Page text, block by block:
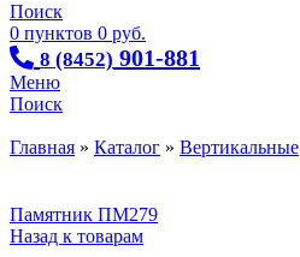
Поиск
0 пунктов 0 руб.
8 (8452) 901-881
Меню
Поиск
Главная » Каталог » Вертикальные
Памятник ПМ279
Назад к товарам